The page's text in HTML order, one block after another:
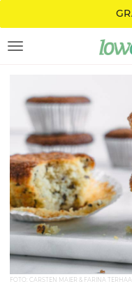
TOGGLE
FOTO: CARSTEN MAIER & FARINA